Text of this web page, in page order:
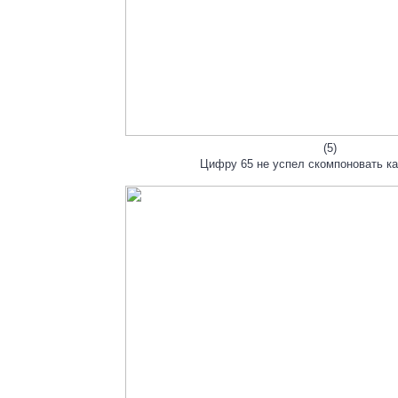
(5)
Цифру 65 не успел скомпоновать